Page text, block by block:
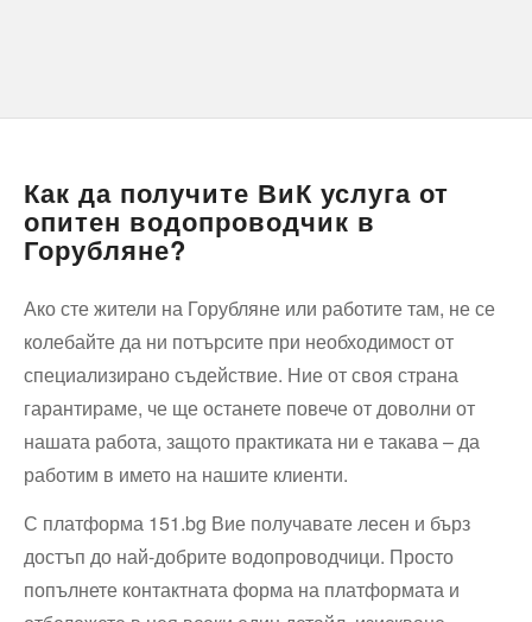
Как да получите ВиК услуга от
опитен водопроводчик в
Горубляне?
Ако сте жители на Горубляне или работите там, не се
колебайте да ни потърсите при необходимост от
специализирано съдействие. Ние от своя страна
гарантираме, че ще останете повече от доволни от
нашата работа, защото практиката ни е такава – да
работим в името на нашите клиенти.
С платформа 151.bg Вие получавате лесен и бърз
достъп до най-добрите водопроводчици. Просто
попълнете контактната форма на платформата и